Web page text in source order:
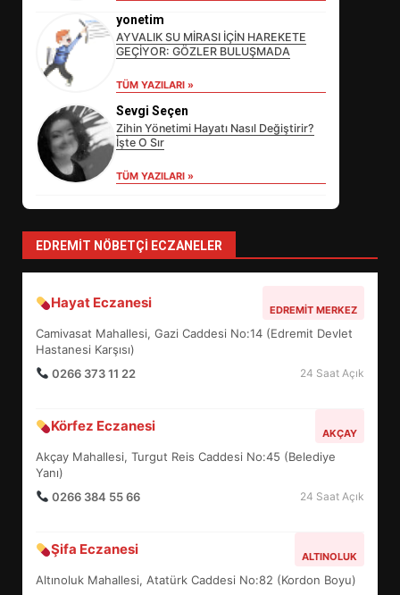
yonetim
AYVALIK SU MİRASI İÇİN HAREKETE
GEÇİYOR: GÖZLER BULUŞMADA
TÜM YAZILARI »
Sevgi Seçen
Zihin Yönetimi Hayatı Nasıl Değiştirir?
İşte O Sır
TÜM YAZILARI »
EDREMIT NÖBETÇI ECZANELER
Hayat Eczanesi EDREMIT MERKEZ
Camivasat Mahallesi, Gazi Caddesi No:14 (Edremit Devlet
Hastanesi Karşısı)
0266 373 11 22
24 Saat Açık
Körfez Eczanesi AKÇAY
Akçay Mahallesi, Turgut Reis Caddesi No:45 (Belediye
Yanı)
0266 384 55 66
24 Saat Açık
Şifa Eczanesi ALTINOLUK
Altınoluk Mahallesi, Atatürk Caddesi No:82 (Kordon Boyu)
3
SÜRDÜRÜLEBİLİRLİKTE NE
DEĞİŞECEK?
4
5
BALIKESİR MÜZELERİNDE SÜRE
UZATILDI: NE DEĞİŞTİ?
6
TURNUVASI KAYITLARI NEYİ
7
YENİ YÖNETİM NASIL
ŞEKİLLENDİ?